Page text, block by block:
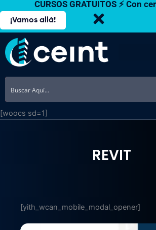
contenido
CURSOS GRATUITOS ⚡ Con
¡Vamos allá!
[woocs sd=1]
REVIT
[yith_wcan_mobile_modal_opener]